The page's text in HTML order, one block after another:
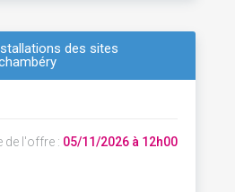
des sites
de l'offre : 05/11/2026 à 12h00